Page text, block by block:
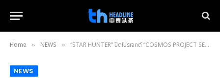
Home » NEWS » “STAR HUNTER” ปิดโปรเจกต์ “COSMOS PROJECT SEASON 2” อย่างยิ่งใหญ่ เตรียมเปิดตัว Girl Group หน้าใหม่ 9 คน
NEWS